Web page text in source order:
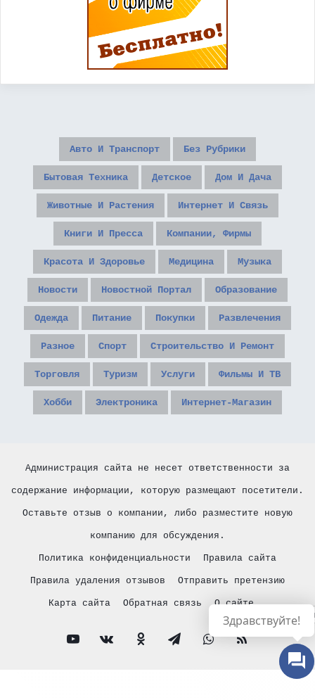
Авто И Транспорт Без Рубрики
Бытовая Техника Детское Дом И Дача
Животные И Растения Интернет И Связь
Книги И Пресса Компании, Фирмы
Красота И Здоровье Медицина Музыка
Новости Новостной Портал Образование
Одежда Питание Покупки Развлечения
Разное Спорт Строительство И Ремонт
Торговля Туризм Услуги Фильмы И ТВ
Хобби Электроника Интернет-Магазин
Администрация сайта не несет ответственности за
содержание информации, которую размещают посетители.
Оставьте отзыв о компании, либо разместите новую
компанию для обсуждения.
Политика конфиденциальности Правила сайта
Правила удаления отзывов Отправить претензию
Карта сайта Обратная связь
О сайте
YouTubevk.comОдноклассники
TelegramWhatsApp
RSS
Здравствуйте!